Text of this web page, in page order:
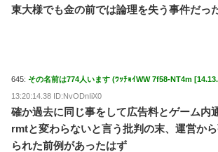
東大様でも金の前では論理を失う事件だっ
645: その名前は774人います (ﾜｯﾁｮｲWW 7f58-NT4m
13:20:14.38 ID:NvODnIiX0
確か過去に同じ事をして広告料とゲーム内
rmtと変わらないと言う批判の末、運営か
られた前例があったはず